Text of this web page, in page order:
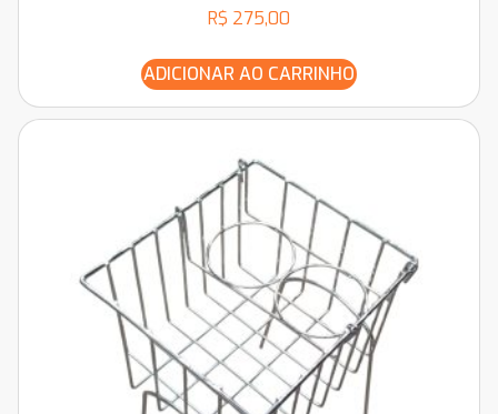
R$ 275,00
ADICIONAR AO CARRINHO